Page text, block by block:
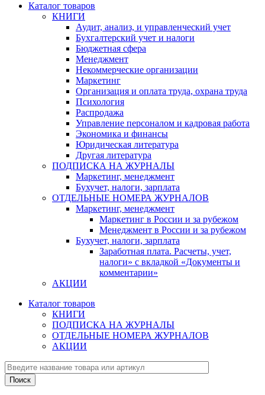
Каталог товаров
КНИГИ
Аудит, анализ, и управленческий учет
Бухгалтерский учет и налоги
Бюджетная сфера
Менеджмент
Некоммерческие организации
Маркетинг
Организация и оплата труда, охрана труда
Психология
Распродажа
Управление персоналом и кадровая работа
Экономика и финансы
Юридическая литература
Другая литература
ПОДПИСКА НА ЖУРНАЛЫ
Маркетинг, менеджмент
Бухучет, налоги, зарплата
ОТДЕЛЬНЫЕ НОМЕРА ЖУРНАЛОВ
Маркетинг, менеджмент
Маркетинг в России и за рубежом
Менеджмент в России и за рубежом
Бухучет, налоги, зарплата
Заработная плата. Расчеты, учет,
налоги» с вкладкой «Документы и
комментарии»
АКЦИИ
Каталог товаров
КНИГИ
ПОДПИСКА НА ЖУРНАЛЫ
ОТДЕЛЬНЫЕ НОМЕРА ЖУРНАЛОВ
АКЦИИ